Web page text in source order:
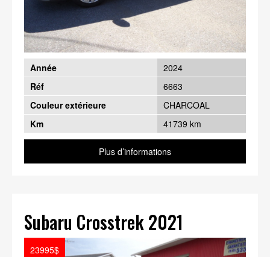
Année
2024
Réf
6663
Couleur extérieure
CHARCOAL
Km
41739 km
Plus d’informations
Subaru Crosstrek 2021
23995$